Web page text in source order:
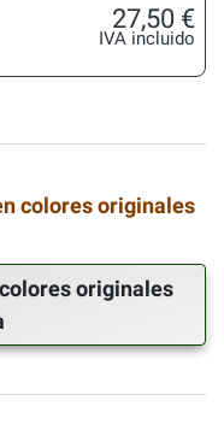
27,50 €
IVA incluido
colores originales
originales